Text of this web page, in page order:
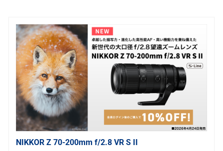
NIKKOR Z 70-200mm f/2.8 VR S II